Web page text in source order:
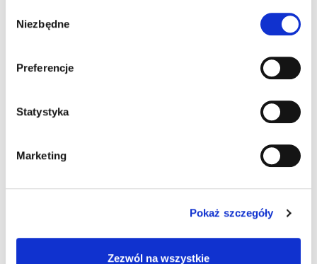
zgody
Niezbędne
Preferencje
Statystyka
Marketing
Pokaż szczegóły
Zezwól na wszystkie
towarzysz każdej pani domu, która lubi
tylko do wypieków. To niezbędny element
Soda znana jest od lat i gwarantuje wypiekom
kolor ciastom, spulchnia pierniczki czy pomaga
również szerokie zastosowanie w naszych
domach, np. w czyszczeniu pomieszczeń: